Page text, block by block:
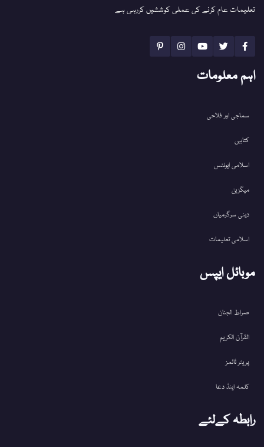
تعلیمات عام کرنے کی عملی کوششیں کررہی ہے
اہم معلومات
سماجی اور فلاحی
کتابیں
اسلامی ایونٹس
میگزین
دینی سرگرمیاں
اسلامی تعلیمات
موبائل ایپس
صراط الجنان
القرآن الکریم
پریئر ٹائمز
کلمہ اینڈ دعا
رابطہ کےلئے